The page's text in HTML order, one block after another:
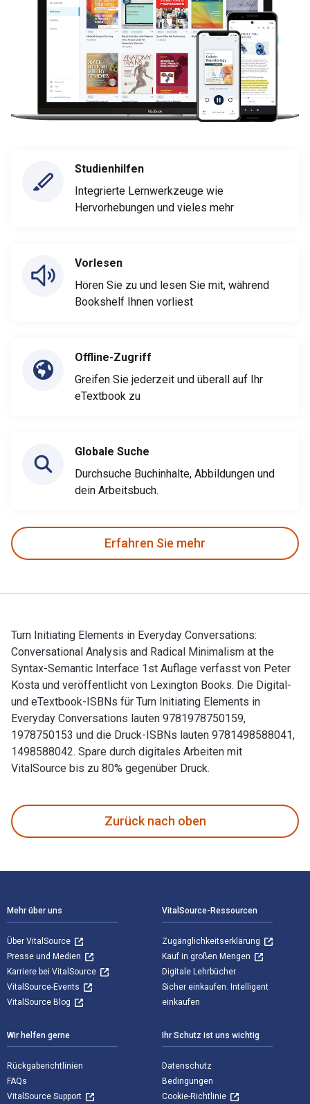
Studienhilfen
Integrierte Lernwerkzeuge wie
Hervorhebungen und vieles mehr
Vorlesen
Hören Sie zu und lesen Sie mit, während
Bookshelf Ihnen vorliest
Offline-Zugriff
Greifen Sie jederzeit und überall auf Ihr
eTextbook zu
Globale Suche
Durchsuche Buchinhalte, Abbildungen und
dein Arbeitsbuch.
Erfahren Sie mehr
Turn Initiating Elements in Everyday Conversations:
Conversational Analysis and Radical Minimalism at the
Syntax-Semantic Interface 1st Auflage verfasst von Peter
Kosta und veröffentlicht von Lexington Books. Die Digital-
und eTextbook-ISBNs für Turn Initiating Elements in
Everyday Conversations lauten 9781978750159,
1978750153 und die Druck-ISBNs lauten 9781498588041,
1498588042. Spare durch digitales Arbeiten mit
VitalSource bis zu 80% gegenüber Druck.
Zurück nach oben
Mehr über uns
Über VitalSource
Presse und Medien
Karriere bei VitalSource
VitalSource-Events
VitalSource Blog
VitalSource-Ressourcen
Zugänglichkeitserklärung
Kauf in großen Mengen
Digitale Lehrbücher
Sicher einkaufen. Intelligent
einkaufen
Wir helfen gerne
Rückgaberichtlinien
FAQs
VitalSource Support
Ihr Schutz ist uns wichtig
Datenschutz
Bedingungen
Cookie-Richtlinie